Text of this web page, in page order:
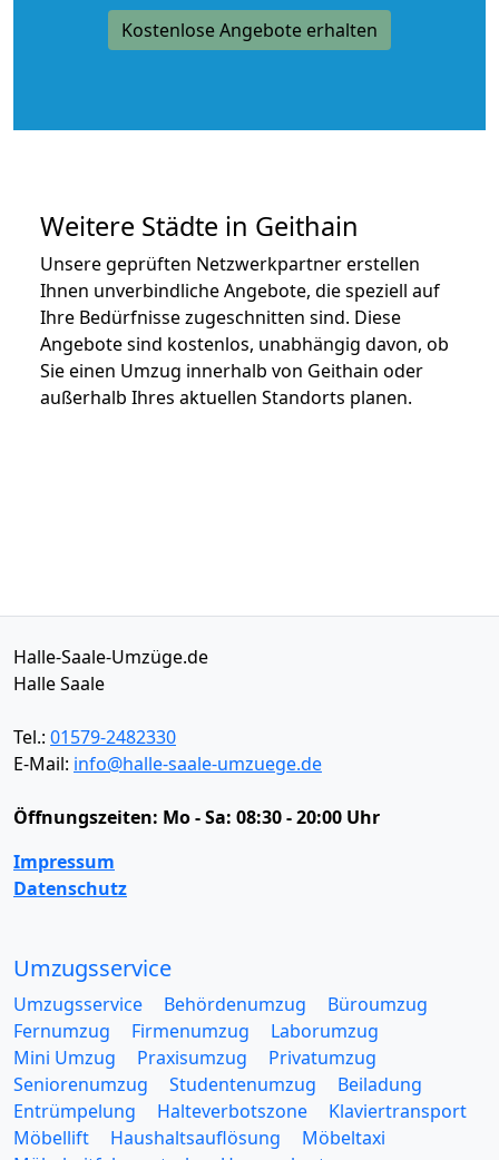
Kostenlose Angebote erhalten
Weitere Städte in Geithain
Unsere geprüften Netzwerkpartner erstellen
Ihnen unverbindliche Angebote, die speziell auf
Ihre Bedürfnisse zugeschnitten sind. Diese
Angebote sind kostenlos, unabhängig davon, ob
Sie einen Umzug innerhalb von Geithain oder
außerhalb Ihres aktuellen Standorts planen.
Halle-Saale-Umzüge.de
Halle Saale
Tel.: 01579-2482330
E-Mail: info@halle-saale-umzuege.de
Öffnungszeiten: Mo - Sa: 08:30 - 20:00 Uhr
Impressum
Datenschutz
Umzugsservice
Umzugsservice Behördenumzug
Büroumzug
Fernumzug
Firmenumzug
Laborumzug
Mini Umzug
Praxisumzug
Privatumzug
Seniorenumzug
Studentenumzug
Beiladung
Entrümpelung
Halteverbotszone
Klaviertransport
Möbellift
Haushaltsauflösung
Möbeltaxi